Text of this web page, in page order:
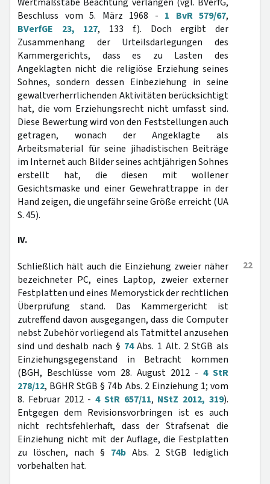
Beschluss vom 5. März 1968 - 1 BvR 579/67,
BVerfGE 23, 127, 133 f.). Doch ergibt der
Zusammenhang der Urteilsdarlegungen des
Kammergerichts, dass es zu Lasten des
Angeklagten nicht die religiöse Erziehung seines
Sohnes, sondern dessen Einbeziehung in seine
gewaltverherrlichenden Aktivitäten berücksichtigt
hat, die vom Erziehungsrecht nicht umfasst sind.
Diese Bewertung wird von den Feststellungen auch
getragen, wonach der Angeklagte als
Arbeitsmaterial für seine jihadistischen Beiträge
im Internet auch Bilder seines achtjährigen Sohnes
erstellt hat, die diesen mit wollener
Gesichtsmaske und einer Gewehrattrappe in der
Hand zeigen, die ungefähr seine Größe erreicht (UA
S. 45).
IV.
22
Schließlich hält auch die Einziehung zweier näher
bezeichneter PC, eines Laptop, zweier externer
Festplatten und eines Memorystick der rechtlichen
Überprüfung stand. Das Kammergericht ist
zutreffend davon ausgegangen, dass die Computer
nebst Zubehör vorliegend als Tatmittel anzusehen
sind und deshalb nach § 74Abs. 1 Alt. 2 StGB als
Einziehungsgegenstand in Betracht kommen
(BGH, Beschlüsse vom 28. August 2012 - 4 StR
278/12, BGHR StGB § 74b Abs. 2 Einziehung 1; vom
8. Februar 2012 -4 StR 657/11, NStZ 2012, 319).
Entgegen dem Revisionsvorbringen ist es auch
nicht rechtsfehlerhaft, dass der Strafsenat die
Einziehung nicht mit der Auflage, die Festplatten
zu löschen, nach § 74b Abs. 2 StGB lediglich
vorbehalten hat.